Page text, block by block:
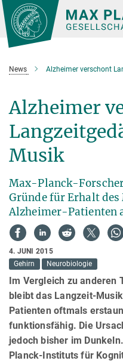
Hauptinhalt
News Alzheimer verschont
Alzheimer
Musik
Max-Planck-
Gründe für Erhalt
Alzheimer-Patienten
4. JUNI 2015
Gehirn
Neurobiologie
Im Vergleich zu anderen
bleibt das Langzeit-
Patienten oftmals
funktionsfähig. Die
jedoch bisher im
Planck-Instituts für